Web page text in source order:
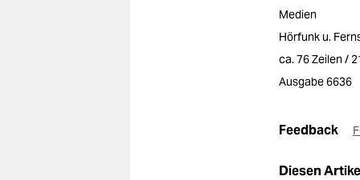
Medien
Hörfunk u.
ca. 76 Zeilen /
Ausgabe 6636
Feedback
Diesen